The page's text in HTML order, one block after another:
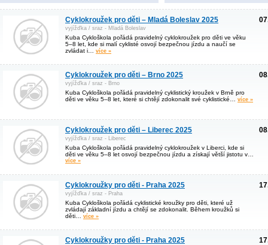
Cyklokroužek pro děti – Mladá Boleslav 2025
vyjížďka / sraz - Mladá Boleslav
Kuba Cykloškola pořádá pravidelný cyklokroužek pro děti ve věku
5–8 let, kde si malí cyklisté osvojí bezpečnou jízdu a naučí se
zvládat i… více »
Cyklokroužek pro děti – Brno 2025
vyjížďka / sraz - Brno
Kuba Cykloškola pořádá pravidelný cyklistický kroužek v Brně pro
děti ve věku 5–8 let, které si chtějí zdokonalit své cyklistické… více »
Cyklokroužek pro děti – Liberec 2025
vyjížďka / sraz - Liberec
Kuba Cykloškola pořádá pravidelný cyklokroužek v Liberci, kde si
děti ve věku 5–8 let osvojí bezpečnou jízdu a získají větší jistotu v…
více »
Cyklokroužky pro děti - Praha 2025
vyjížďka / sraz - Praha
Kuba Cykloškola pořádá cyklistické kroužky pro děti, které už
zvládají základní jízdu a chtějí se zdokonalit. Během kroužků si
děti… více »
Cyklokroužky pro děti - Praha 2025